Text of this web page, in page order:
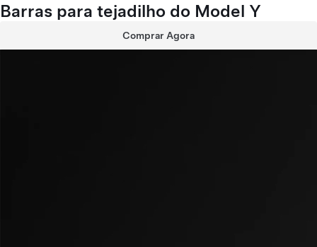
Barras para tejadilho do Model Y
Comprar Agora